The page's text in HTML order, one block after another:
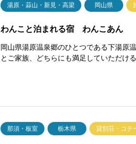
湯原・蒜山・新見・高梁 岡山県
わんこと泊まれる宿 わんこあん
岡山県湯原温泉郷のひとつである下湯原
とご家族、どちらにも満足していただけ
那須・板室 栃木県 貸別荘・コテ